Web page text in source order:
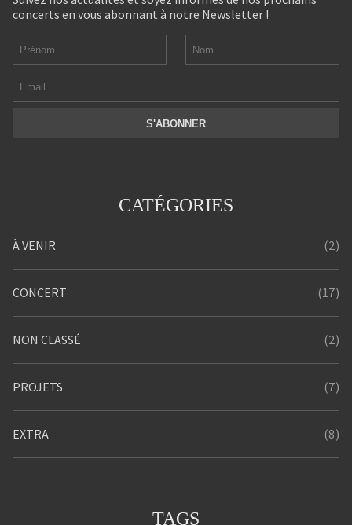
concerts en vous abonnant à notre Newsletter !
CATÉGORIES
À VENIR (2)
CONCERT (17)
NON CLASSÉ (2)
PROJETS (7)
EXTRA (8)
TAGS